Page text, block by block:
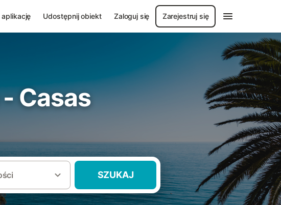
aplikację Udostępnij obiekt Zaloguj się Zarejestruj się
Casas
SZUKAJ